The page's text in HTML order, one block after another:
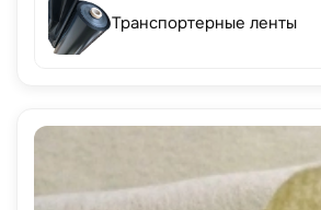
Транспортерные ленты